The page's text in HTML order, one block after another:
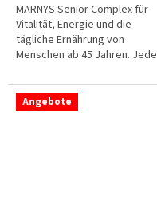
5
Sternen.
MARNYS Senior Complex für
Vitalität, Energie und die
tägliche Ernährung von
Menschen ab 45 Jahren. Jede
Coenzym Q10, Gelée Royale,
die Vitamine A, C,...
Angebote